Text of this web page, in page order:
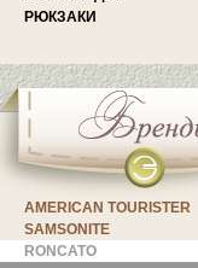
РЮКЗАКИ
AMERICAN TOURISTER
SAMSONITE
RONCATO